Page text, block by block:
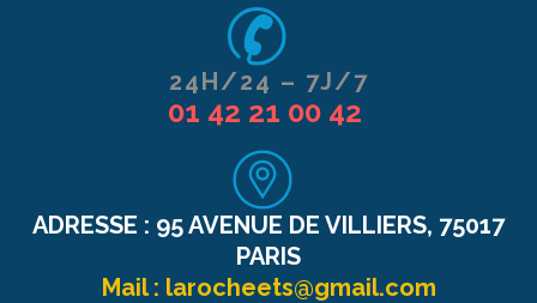
24H/24 – 7J/7
01 42 21 00 42
ADRESSE : 95 AVENUE DE VILLIERS, 75017
PARIS
Mail : larocheets@gmail.com